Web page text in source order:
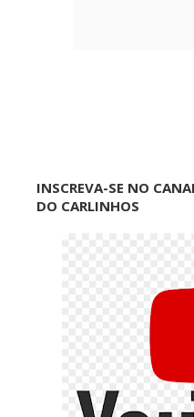
INSCREVA-SE NO
DO CARLINHOS